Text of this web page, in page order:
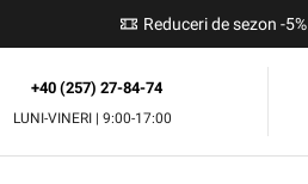
Reduceri de sezon -5%
+40 (257) 27-84-74
LUNI-VINERI | 9:00-17:00